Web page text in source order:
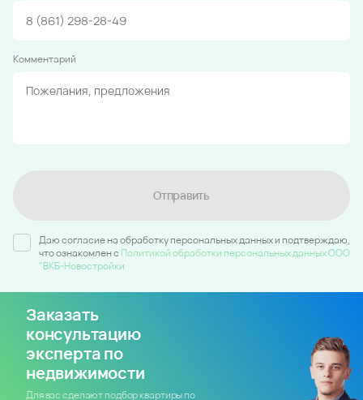
Комментарий
Отправить
Даю согласие на обработку персональных данных и подтверждаю,
что ознакомлен c Политикой обработки персональных данных ООО
"ВКБ-Новостройки
Заказать
консультацию
эксперта по
недвижимости
Для вас сделают подбор квартиры по